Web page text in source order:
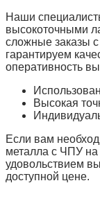
Наши
высокоточными
сложные заказы
гарантируем
оперативность
Высокая
Если вам
металла с ЧПУ на
удовольствием
доступной цене.